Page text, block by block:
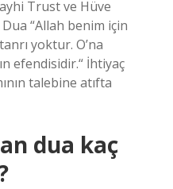
Trust ve Hüve
“Allah benim için
yoktur. O’na
efendisidir.“ İhtiyaç
talebine atıfta
dua kaç